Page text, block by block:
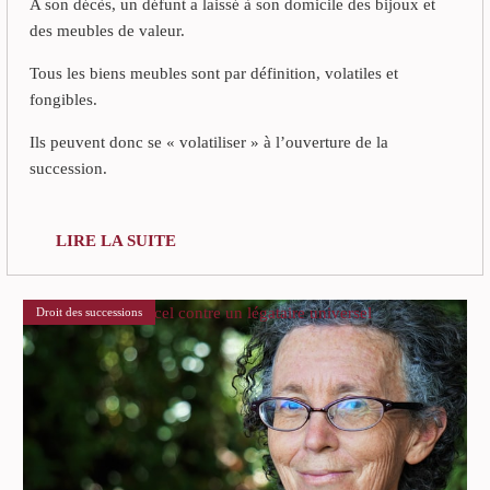
A son décès, un défunt a laissé à son domicile des bijoux et
des meubles de valeur.
Tous les biens meubles sont par définition, volatiles et
fongibles.
Ils peuvent donc se « volatiliser » à l’ouverture de la
succession.
LIRE LA SUITE
Le recel contre un légataire universel
Droit des successions